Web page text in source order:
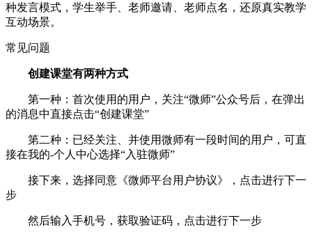
种发言模式，学生举手、老师邀请、老师点名，还原真实教学
互动场景。
常见问题
创建课堂有两种方式
第一种：首次使用的用户，关注“微师”公众号后，在弹出
的消息中直接点击“创建课堂”
第二种：已经关注、并使用微师有一段时间的用户，可直
接在我的-个人中心选择“入驻微师”
接下来，选择同意《微师平台用户协议》，点击进行下一
步
然后输入手机号，获取验证码，点击进行下一步